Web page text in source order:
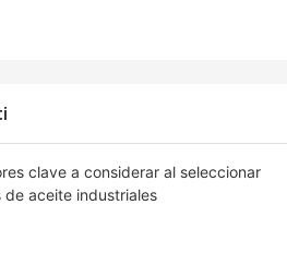
clave a considerar al seleccionar
de aceite industriales